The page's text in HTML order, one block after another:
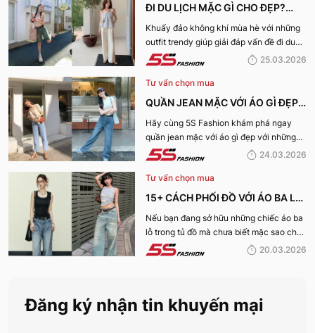
ĐI DU LỊCH MẶC GÌ CHO ĐẸP?
NHỮNG MÓN ĐỒ KHÔNG THỂ
THIẾU CHO CHUYẾN DU LỊCH
MÙA HÈ
Khuấy đảo không khí mùa hè với những
outfit trendy giúp giải đáp vấn đề đi du
lịch mặc gì cho đẹp qua bài viết dưới
25.03.2026
Tư vấn chọn mua
QUẦN JEAN MẶC VỚI ÁO GÌ ĐẸP?
15+ OUTFIT QUẦN JEANS PHỐI
ÁO MÙA HÈ 2026
Hãy cùng 5S Fashion khám phá ngay
quần jean mặc với áo gì đẹp với những
outfit vạn người mê dưới đây! 24.03.2026
Tư vấn chọn mua
15+ CÁCH PHỐI ĐỒ VỚI ÁO BA LỖ
NỮ CỰC TRENDY, TRẺ TRUNG
CHO NÀNG
Nếu bạn đang sở hữu những chiếc áo ba
lỗ trong tủ đồ mà chưa biết mặc sao cho
mới mẻ, hãy cùng 5S Fashion khám phá
20.03.2026
Đăng ký nhận tin khuyến mại